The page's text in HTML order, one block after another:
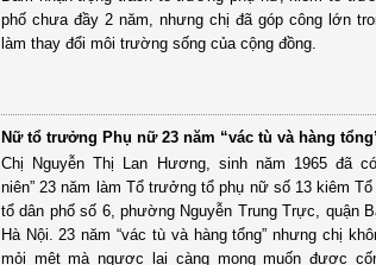
phố chưa đầy 2 năm, nhưng chị đã góp công lớn
làm thay đổi môi trường sống của cộng đồng.
Nữ tổ trưởng Phụ nữ 23 năm “vác tù và hàng
Chị Nguyễn Thị Lan Hương, sinh năm 1965 đã
niên” 23 năm làm Tổ trưởng tổ phụ nữ số 13 kiêm
tổ dân phố số 6, phường Nguyễn Trung Trực, quận
Hà Nội. 23 năm “vác tù và hàng tổng” nhưng chị
mỏi mệt mà ngược lại càng mong muốn được